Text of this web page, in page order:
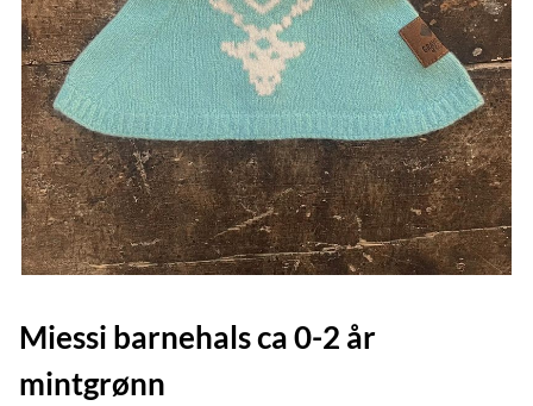
Miessi barnehals ca 0-2 år
mintgrønn